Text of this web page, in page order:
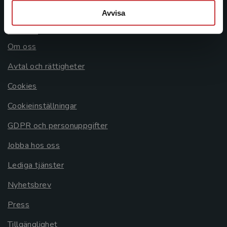
Avvisa
Allmänna länkar
Om oss
Avtal och rättigheter
Cookies
Cookieinställningar
GDPR och personuppgifter
Jobba hos oss
Lediga tjänster
Nyhetsbrev
Press
Tillgänglighet